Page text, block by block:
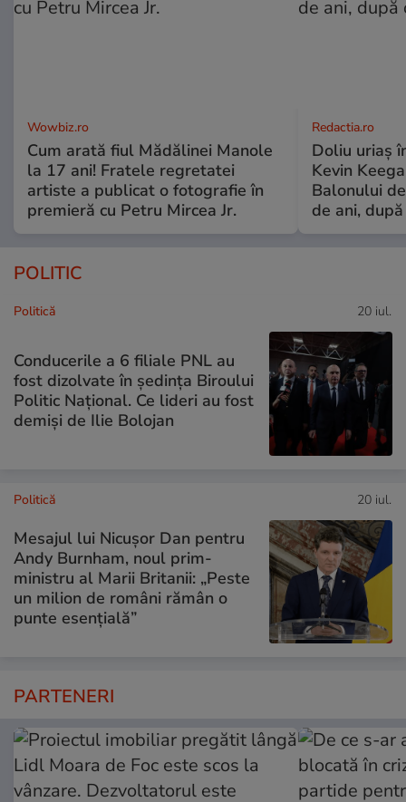
Wowbiz.ro
Cum arată fiul Mădălinei Manole
la 17 ani! Fratele regretatei
artiste a publicat o fotografie în
premieră cu Petru Mircea Jr.
Redactia.ro
Doliu uriaș
Kevin
Balonului
de ani,
POLITIC
Politică 20 iul.
Conducerile a 6 filiale PNL au
fost dizolvate în ședința Biroului
Politic Național. Ce lideri au fost
demiși de Ilie Bolojan
Politică 20 iul.
Mesajul lui Nicușor Dan pentru
Andy Burnham, noul prim-
ministru al Marii Britanii: „Peste
un milion de români rămân o
punte esențială”
PARTENERI